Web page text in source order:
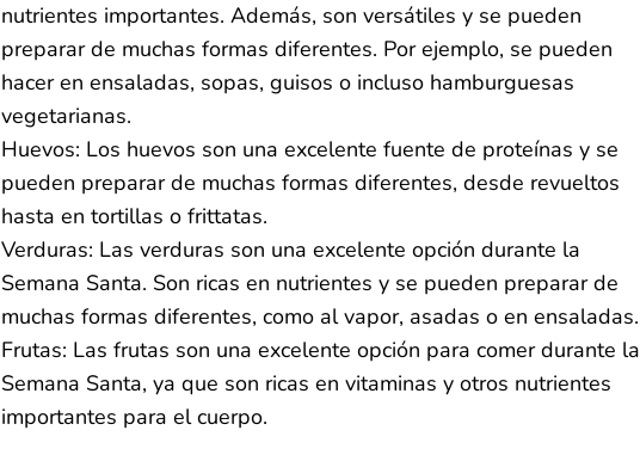
nutrientes importantes. Además, son versátiles y se pueden
preparar de muchas formas diferentes. Por ejemplo, se pueden
hacer en ensaladas, sopas, guisos o incluso hamburguesas
vegetarianas.
Huevos: Los huevos son una excelente fuente de proteínas y se
pueden preparar de muchas formas diferentes, desde revueltos
hasta en tortillas o frittatas.
Verduras: Las verduras son una excelente opción durante la
Semana Santa. Son ricas en nutrientes y se pueden preparar de
muchas formas diferentes, como al vapor, asadas o en ensaladas.
Frutas: Las frutas son una excelente opción para comer durante la
Semana Santa, ya que son ricas en vitaminas y otros nutrientes
importantes para el cuerpo.